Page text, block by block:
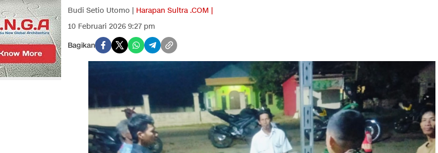
Budi Setio Utomo | Harapan Sultra .COM |
10 Februari 2026 9:27 pm
Bagikan